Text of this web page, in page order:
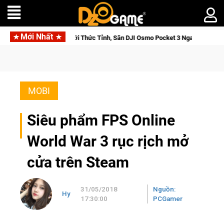
Mới Nhất
Giới Thức Tỉnh, Săn DJI Osmo Pocket 3 Ngay Hôm Nay
MOBI
Siêu phẩm FPS Online
World War 3 rục rịch mở
cửa trên Steam
Hy
31/05/2018
17:30:00
Nguồn:
PCGamer